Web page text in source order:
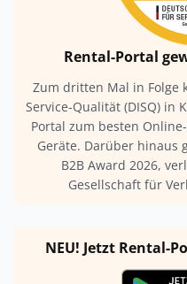
Rental-Portal
Zum dritten Mal in Folge
Service-Qualität (DISQ) in
Portal zum besten
Geräte. Darüber hinaus
B2B Award 2026,
Gesellschaft für
NEU! Jetzt Rental-